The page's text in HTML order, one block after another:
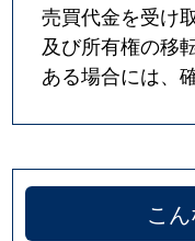
売買代金を受け
及び所有権の移
ある場合には、
こ